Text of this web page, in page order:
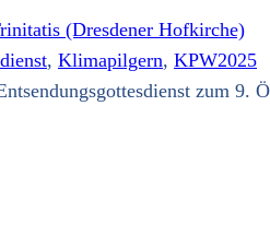
(Dresdener Hofkirche)
, Klimapilgern, KPW2025
zum